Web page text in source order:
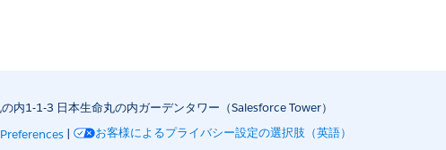
1-1-3 日本生命丸の内ガーデンタワー（Salesforce Tower）
| お客様によるプライバシー設定の選択肢（英語）